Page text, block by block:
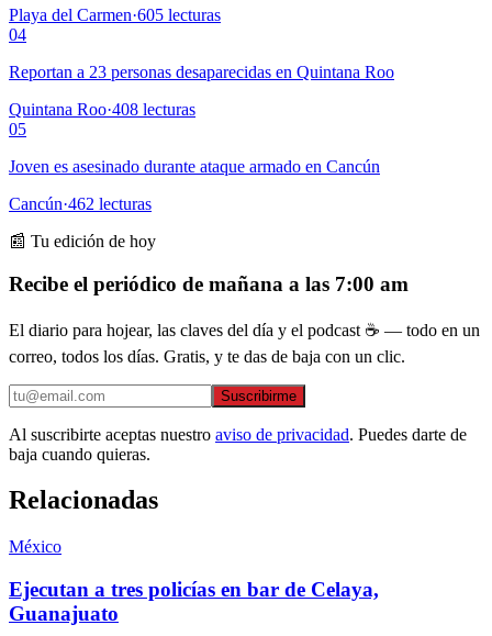
Playa del Carmen·605 lecturas
04
Reportan a 23 personas desaparecidas en Quintana Roo
Quintana Roo·408 lecturas
05
Joven es asesinado durante ataque armado en Cancún
Cancún·462 lecturas
📰 Tu edición de hoy
Recibe el periódico de mañana a las 7:00 am
El diario para hojear, las claves del día y el podcast ☕ — todo en un
correo, todos los días. Gratis, y te das de baja con un clic.
Suscribirme
Al suscribirte aceptas nuestro aviso de privacidad. Puedes darte de
baja cuando quieras.
Relacionadas
México
Ejecutan a tres policías en bar de Celaya,
Guanajuato